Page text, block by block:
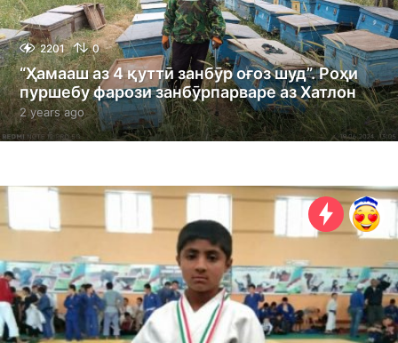
a
g
o
2201 0
“Ҳамааш аз 4 қуттӣ занбӯр оғоз шуд”. Роҳи
пуршебу фарози занбӯрпарваре аз Хатлон
2 years ago2
y
e
s
g